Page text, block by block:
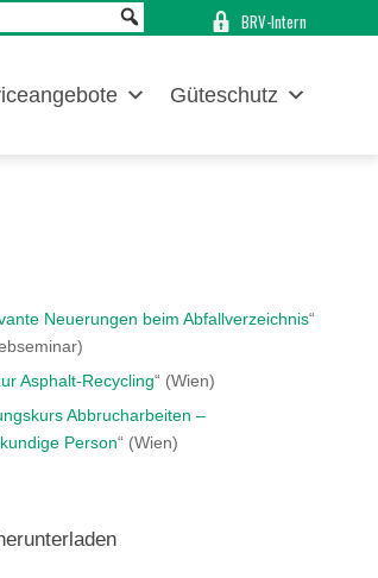
BRV-Intern
Güteschutz
Neuerungen beim Abfallverzeichnis“
Asphalt-Recycling“ (Wien)
Abbrucharbeiten –
Person“ (Wien)